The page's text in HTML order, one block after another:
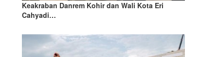
Keakraban Danrem Kohir dan Wali Kota Eri
Cahyadi…